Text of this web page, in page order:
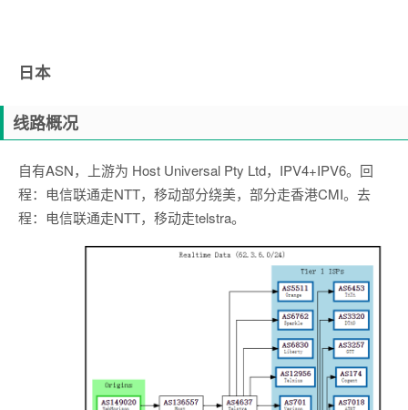
日本
线路概况
自有ASN，上游为 Host Universal Pty Ltd，IPV4+IPV6。回
程：电信联通走NTT，移动部分绕美，部分走香港CMI。去
程：电信联通走NTT，移动走telstra。